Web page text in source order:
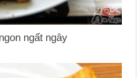
ngất ngây